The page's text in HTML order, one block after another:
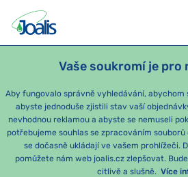
KURZY INFORMAČNÍ METODY
22. září a
Vaše soukromí je pro
Aby fungovalo správně vyhledávání,
abyste jednoduše zjistili stav vaší
nevhodnou reklamou a abyste se nemuseli
potřebujeme souhlas se zpracováním
se dočasně ukládají ve vašem prohlížeči.
pomůžete nám web joalis.cz zlepšovat.
citlivě a slušně. Více
Informační
metoda Joalis
MĚNÍME SVĚT PO KAPKÁCH